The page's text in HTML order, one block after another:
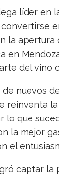
líder en
la apertura
en
del vino
de nuevos
reinventa
lo que
la mejor
el
captar la